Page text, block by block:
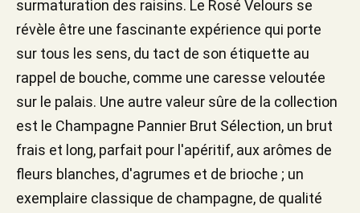
surmaturation des raisins. Le Rosé Velours se
révèle être une fascinante expérience qui porte
sur tous les sens, du tact de son étiquette au
rappel de bouche, comme une caresse veloutée
sur le palais. Une autre valeur sûre de la collection
est le Champagne Pannier Brut Sélection, un brut
frais et long, parfait pour l'apéritif, aux arômes de
fleurs blanches, d'agrumes et de brioche ; un
exemplaire classique de champagne, de qualité